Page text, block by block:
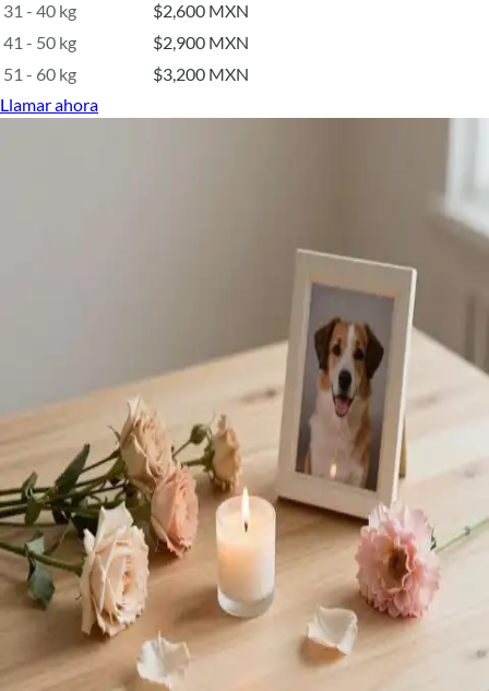
31 - 40 kg
$2,600 MXN
41 - 50 kg
$2,900 MXN
51 - 60 kg
$3,200 MXN
Llamar ahora